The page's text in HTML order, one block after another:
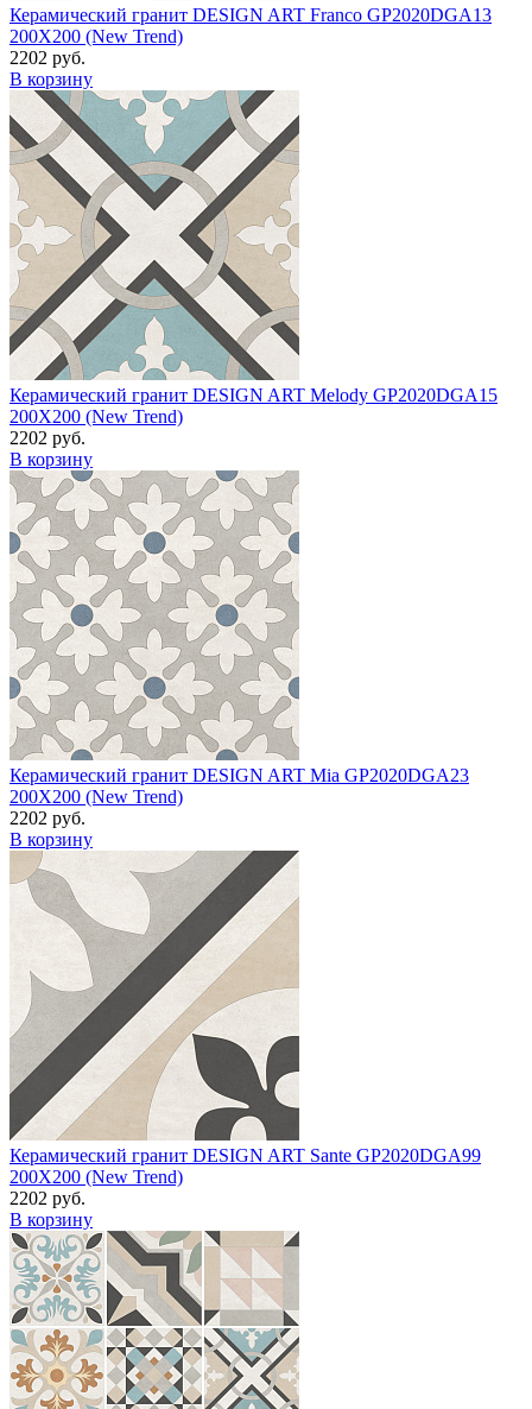
Керамический гранит DESIGN ART Franco GP2020DGA13
200X200 (New Trend)
2202 руб.
В корзину
Керамический гранит DESIGN ART Melody GP2020DGA15
200X200 (New Trend)
2202 руб.
В корзину
Керамический гранит DESIGN ART Mia GP2020DGA23
200X200 (New Trend)
2202 руб.
В корзину
Керамический гранит DESIGN ART Sante GP2020DGA99
200X200 (New Trend)
2202 руб.
В корзину